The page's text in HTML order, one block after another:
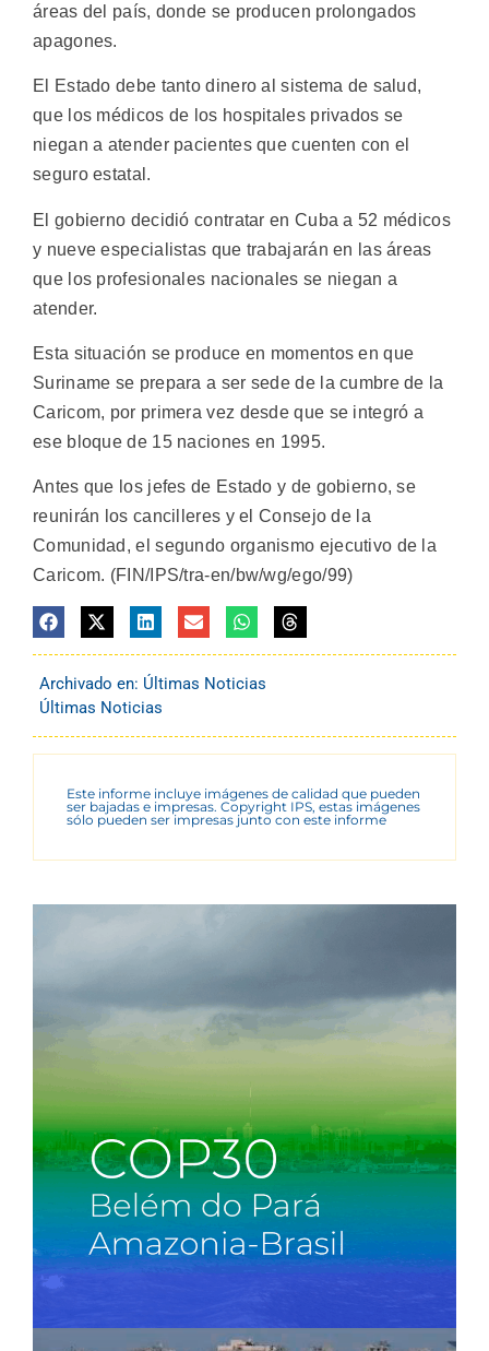
áreas del país, donde se producen prolongados
apagones.
El Estado debe tanto dinero al sistema de salud,
que los médicos de los hospitales privados se
niegan a atender pacientes que cuenten con el
seguro estatal.
El gobierno decidió contratar en Cuba a 52 médicos
y nueve especialistas que trabajarán en las áreas
que los profesionales nacionales se niegan a
atender.
Esta situación se produce en momentos en que
Suriname se prepara a ser sede de la cumbre de la
Caricom, por primera vez desde que se integró a
ese bloque de 15 naciones en 1995.
Antes que los jefes de Estado y de gobierno, se
reunirán los cancilleres y el Consejo de la
Comunidad, el segundo organismo ejecutivo de la
Caricom. (FIN/IPS/tra-en/bw/wg/ego/99)
Archivado en: Últimas Noticias
Últimas Noticias
Este informe incluye imágenes de calidad que pueden
ser bajadas e impresas. Copyright IPS, estas imágenes
sólo pueden ser impresas junto con este informe